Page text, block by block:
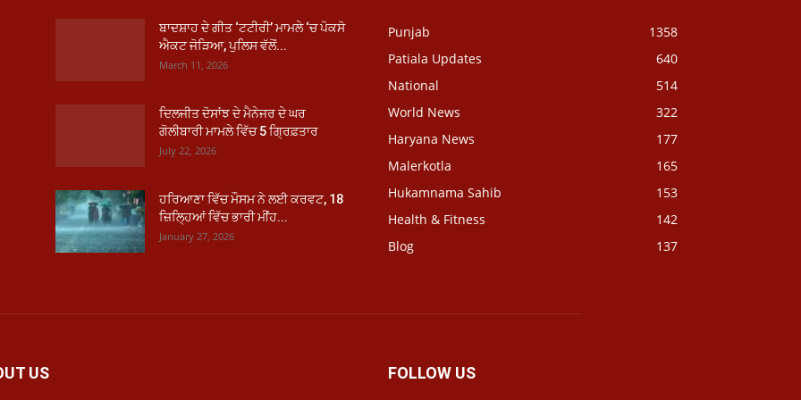
ਬਾਦਸ਼ਾਹ ਦੇ ਗੀਤ ‘ਟਟੀਰੀ’ ਮਾਮਲੇ ‘ਚ ਪੋਕਸੋ
ਐਕਟ ਜੋੜਿਆ, ਪੁਲਿਸ ਵੱਲੋਂ...
March 11, 2026
ਦਿਲਜੀਤ ਦੋਸਾਂਝ ਦੇ ਮੈਨੇਜਰ ਦੇ ਘਰ
ਗੋਲੀਬਾਰੀ ਮਾਮਲੇ ਵਿੱਚ 5 ਗ੍ਰਿਫ਼ਤਾਰ
July 22, 2026
ਹਰਿਆਣਾ ਵਿੱਚ ਮੌਸਮ ਨੇ ਲਈ ਕਰਵਟ, 18
ਜ਼ਿਲ੍ਹਿਆਂ ਵਿੱਚ ਭਾਰੀ ਮੀਂਹ...
January 27, 2026
Punjab
1358
Patiala Updates
640
National
514
World News
322
Haryana News
177
Malerkotla
165
Hukamnama Sahib
153
Health & Fitness
142
Blog
137
US FOLLOW US